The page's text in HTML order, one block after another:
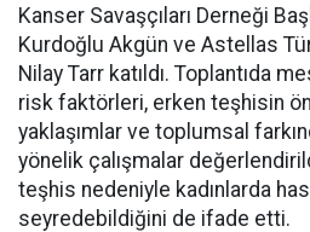
Kanser Savaşçıları Derneği
Kurdoğlu Akgün ve Astellas
Nilay Tarr katıldı. Toplantıda
risk faktörleri, erken teşhisin
yaklaşımlar ve toplumsal
yönelik çalışmalar
teşhis nedeniyle kadınlarda
seyredebildiğini de ifade etti.